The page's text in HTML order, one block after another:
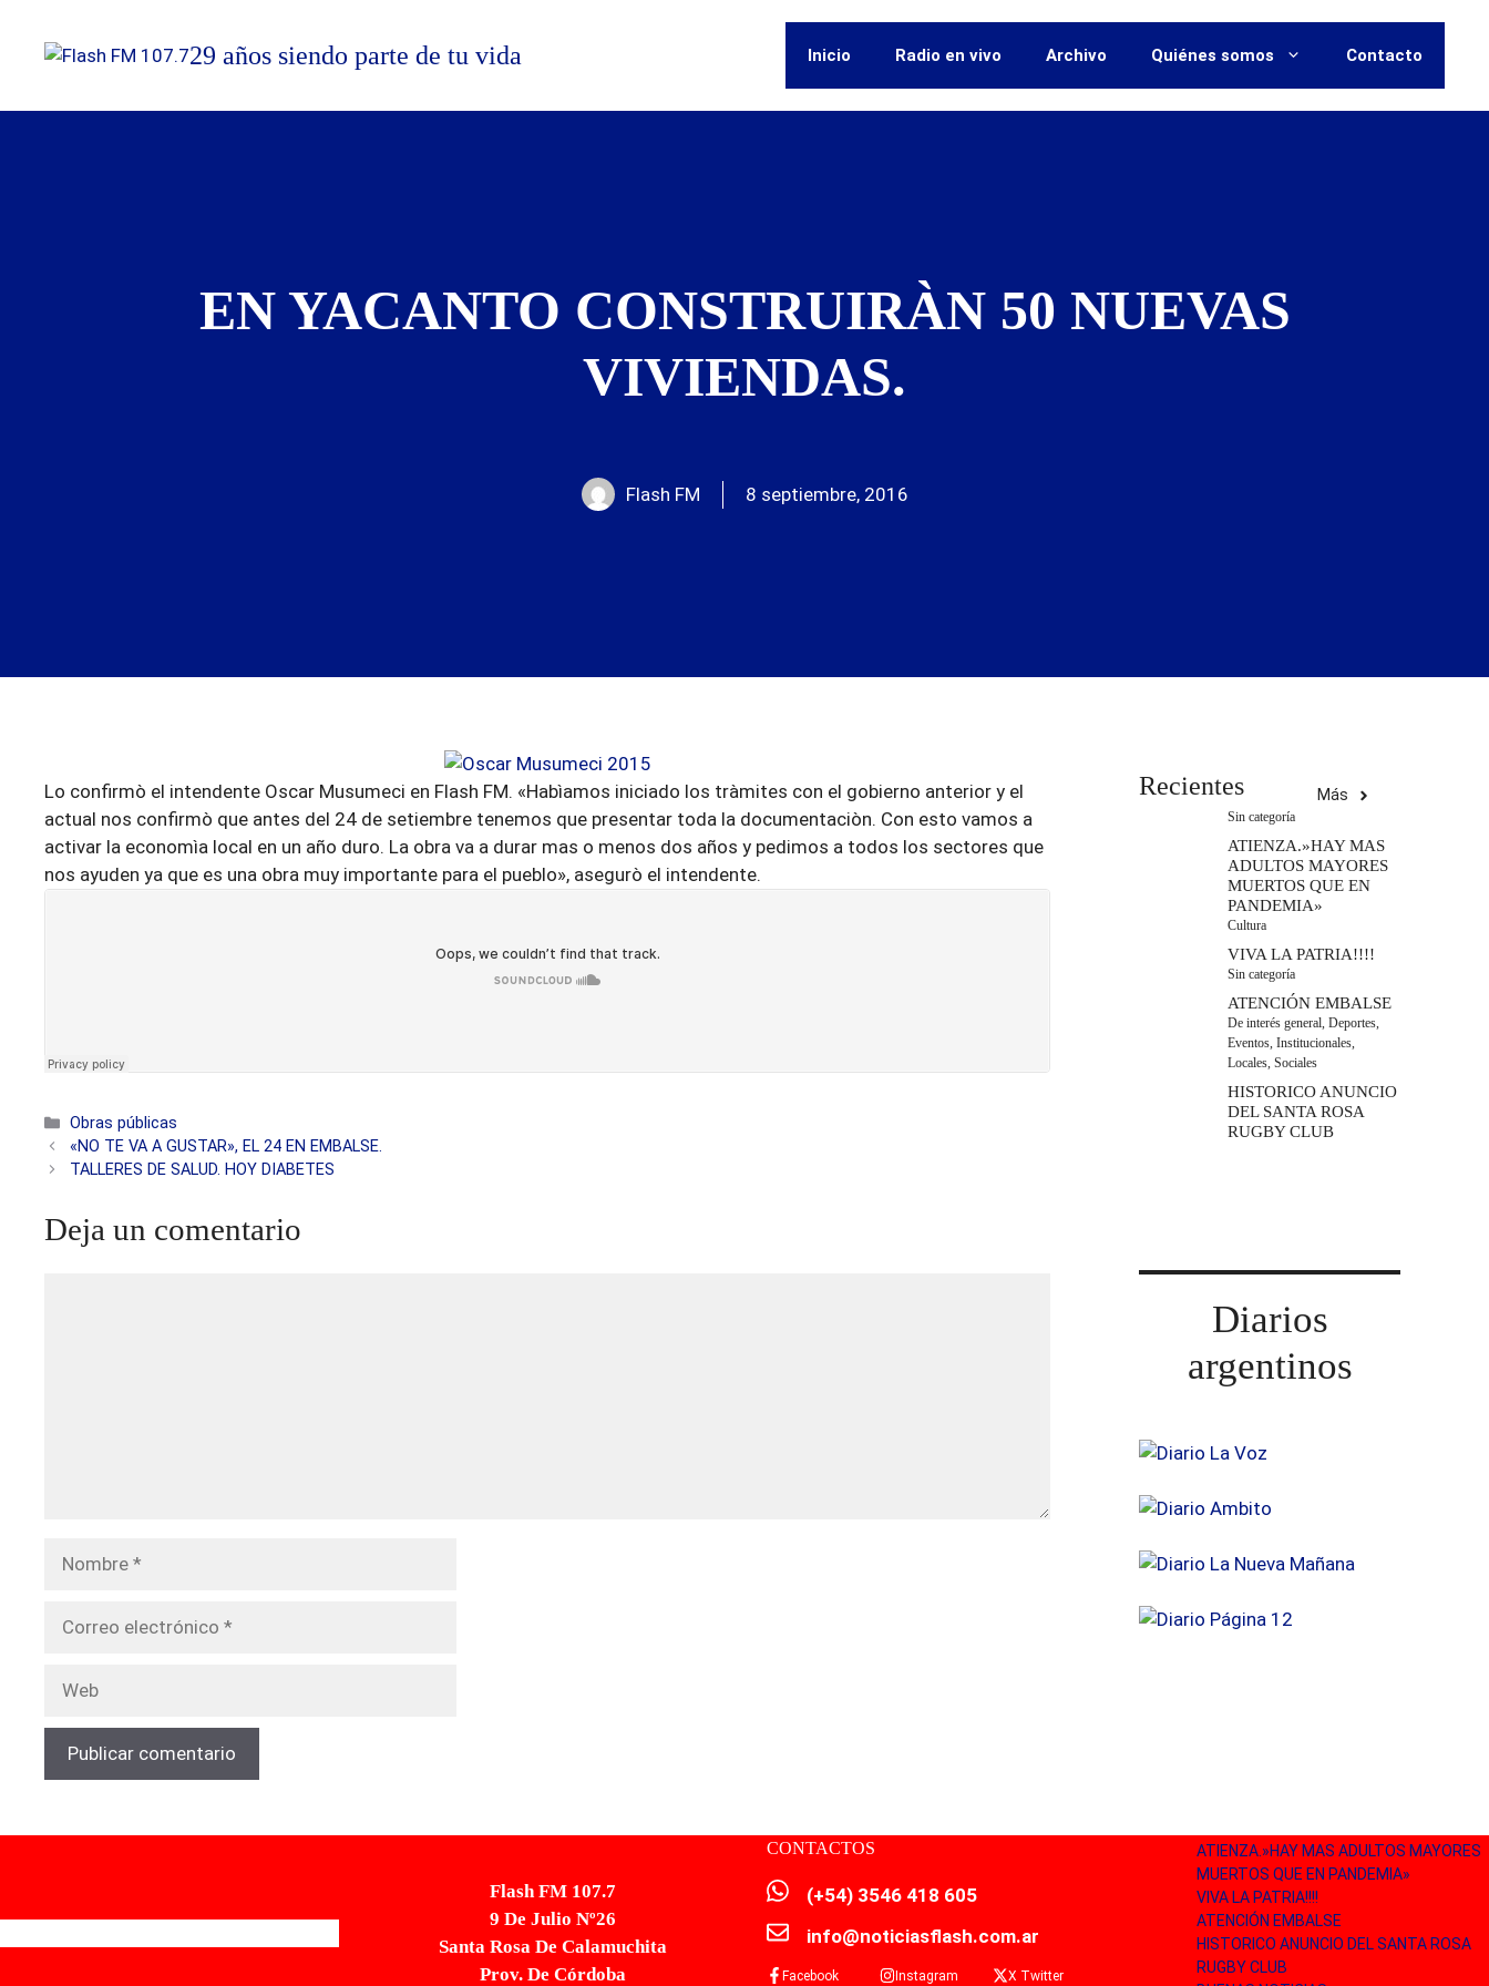
contenido
29 años siendo parte de tu vida Inicio Radio en vivo Archivo Quiénes somos Contacto
EN YACANTO CONSTRUIRÀN 50 NUEVAS
VIVIENDAS.
Flash FM 8 septiembre, 2016
Lo confirmò el intendente Oscar Musumeci en Flash FM. «Habìamos iniciado los tràmites con el gobierno anterior y el
actual nos confirmò que antes del 24 de setiembre tenemos que presentar toda la documentaciòn. Con esto vamos a
activar la economìa local en un año duro. La obra va a durar mas o menos dos años y pedimos a todos los sectores que
nos ayuden ya que es una obra muy importante para el pueblo», asegurò el intendente.
Categorías
Obras públicas
«NO TE VA A GUSTAR», EL 24 EN EMBALSE.
TALLERES DE SALUD. HOY DIABETES
Deja un comentario
electrónico
Recientes Más
Sin categoría
ATIENZA.»HAY MAS
ADULTOS MAYORES
MUERTOS QUE EN
PANDEMIA»
Cultura
VIVA LA PATRIA!!!!
Sin categoría
ATENCIÓN EMBALSE
De interés general, Deportes,
Eventos, Institucionales,
Locales, Sociales
HISTORICO ANUNCIO
DEL SANTA ROSA
RUGBY CLUB
Diarios
argentinos
Flash FM 107.7
9 De Julio Nº26
Santa Rosa De Calamuchita
Prov. De Córdoba
CONTACTOS
(+54) 3546 418 605
info@noticiasflash.com.ar
Facebook Instagram X Twitter
ATIENZA.»HAY MAS ADULTOS MAYORES
MUERTOS QUE EN PANDEMIA»
VIVA LA PATRIA!!!!
ATENCIÓN EMBALSE
HISTORICO ANUNCIO DEL SANTA ROSA
RUGBY CLUB